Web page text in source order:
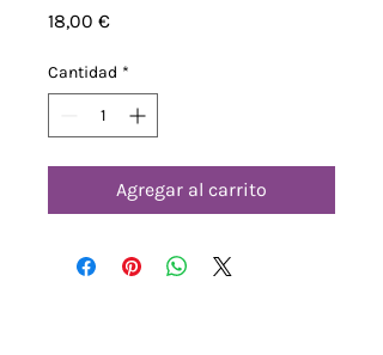
18,00 €Precio
Cantidad *
Agregar al carrito